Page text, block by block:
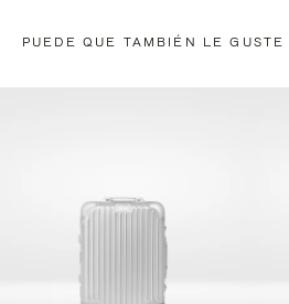
PUEDE QUE TAMBIÉN LE GUSTE